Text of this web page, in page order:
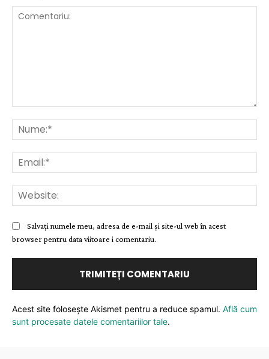
Salvați numele meu, adresa de e-mail și site-ul web în acest
browser pentru data viitoare i comentariu.
Acest site folosește Akismet pentru a reduce spamul. Află cum
sunt procesate datele comentariilor tale.